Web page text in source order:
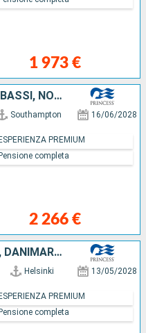
1 973 €
REGNO UNITO, BELGIO, PAESI BASSI, NORVEGIA, GERMANIA, DANIMARCA, LITUANIA, LETTONIA, ESTONIA, FINLANDIA
Southampton 16/06/2028
2 266 €
ESPERIENZA PREMIUM
Pensione completa
FINLANDIA, ESTONIA, SVEZIA, DANIMARCA, GERMANIA, NORVEGIA, ISLANDA
Helsinki 13/05/2028
ESPERIENZA PREMIUM
Pensione completa